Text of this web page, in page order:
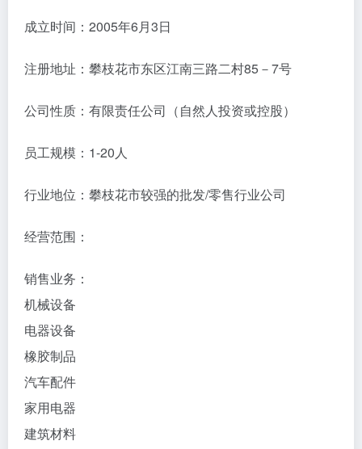
成立时间：2005年6月3日
注册地址：攀枝花市东区江南三路二村85－7号
公司性质：有限责任公司（自然人投资或控股）
员工规模：1-20人
行业地位：攀枝花市较强的批发/零售行业公司
经营范围：
销售业务：
机械设备
电器设备
橡胶制品
汽车配件
家用电器
建筑材料